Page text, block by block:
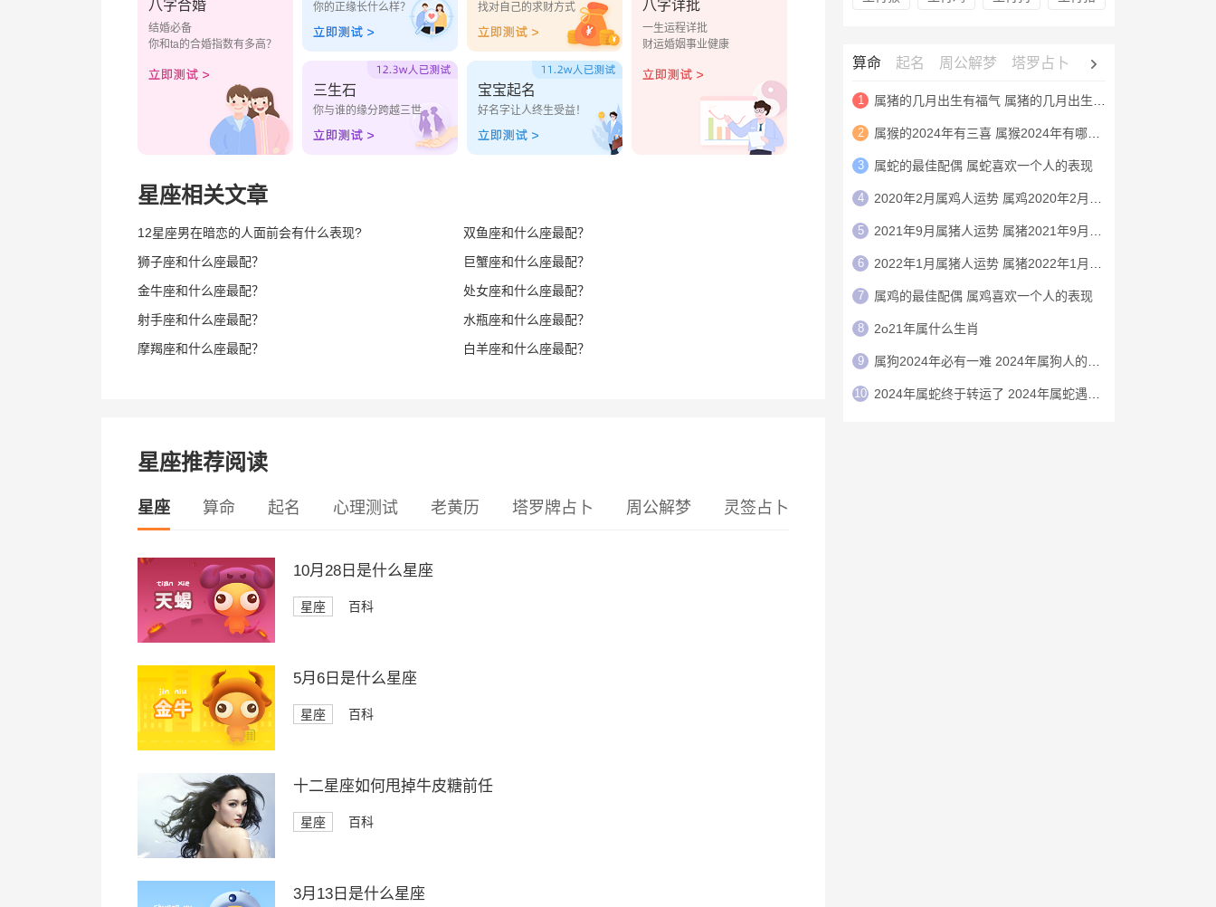
八字合婚
结婚必备
你和ta的合婚指数有多高？
你的正缘长什么样？ 找对自己的求财方式
三生石
你与谁的缘分跨越三世
宝宝起名
好名字让人终生受益！
八字详批
一生运程详批
财运婚姻事业健康
星座相关文章
12星座男在暗恋的人面前会有什么表现?
双鱼座和什么座最配？
狮子座和什么座最配？
巨蟹座和什么座最配？
金牛座和什么座最配？
处女座和什么座最配？
射手座和什么座最配？
水瓶座和什么座最配？
摩羯座和什么座最配？
白羊座和什么座最配？
星座推荐阅读
星座 算命 起名 心理测试 老黄历 塔罗牌占卜 周公解梦 灵签占卜
10月28日是什么星座
星座 百科
5月6日是什么星座
星座 百科
十二星座如何甩掉牛皮糖前任
星座 百科
3月13日是什么星座
算命 起名 周公解梦 塔罗占卜 心理测试
1 属猪的几月出生有福气 属猪的几月出生上等命
2 属猴的2024年有三喜 属猴2024年有哪三喜
3 ‌‌属蛇的最佳配偶 属蛇喜欢一个人的表现
4 2020年2月属鸡人运势 属鸡2020年2月运程
5 2021年9月属猪人运势 属猪2021年9月运程
6 2022年1月属猪人运势 属猪2022年1月运程
7 ‌‌属鸡的最佳配偶 属鸡喜欢一个人的表现
8 2o21年属什么生肖
9 属狗2024年必有一难 2024年属狗人的命运
10 2024年属蛇终于转运了 2024年属蛇遇天喜